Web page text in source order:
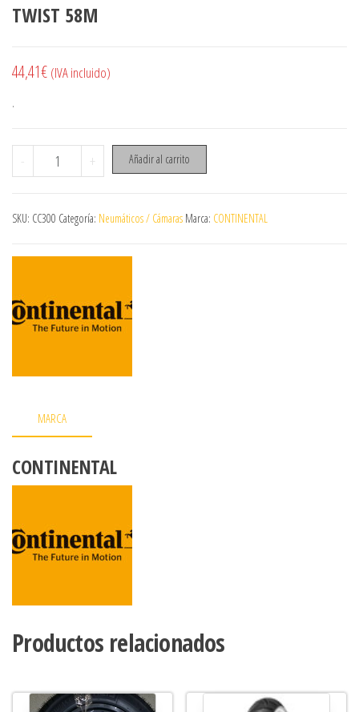
TWIST 58M
44,41€ (IVA incluido)
.
- NEUMATICO 100/80/10 CONTINENTAL TWIST 58M cantidad
+ Añadir al carrito
SKU: CC300 Categoría: Neumáticos / Cámaras Marca: CONTINENTAL
MARCA
CONTINENTAL
Productos relacionados